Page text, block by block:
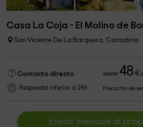
Casa La Coja - El Molino de
San Vicente De La Barquera, Cantabria
Contacto directo desde 48 €
Respuesta inferior a 24h Precio fin de
Enviar mensaje al